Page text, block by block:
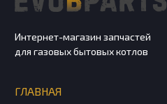
Интернет-магазин запчастей
для газовых бытовых котлов
ГЛАВНАЯ